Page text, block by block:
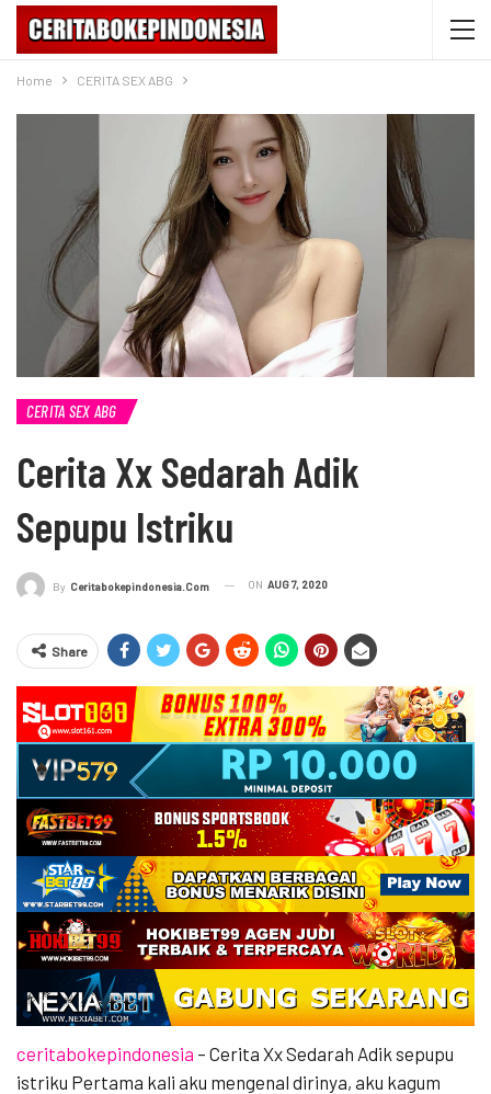
Home CERITA SEX ABG
CERITA SEX ABG
Cerita Xx Sedarah Adik
Sepupu Istriku
By Ceritabokepindonesia.com ON AUG 7, 2020
Share
ceritabokepindonesia – Cerita Xx Sedarah Adik sepupu
istriku Pertama kali aku mengenal dirinya, aku kagum